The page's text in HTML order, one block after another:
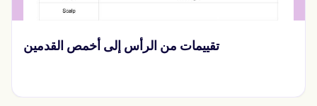
تقييمات من الرأس إلى أخمص القدمين